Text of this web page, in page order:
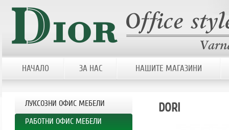
НАЧАЛО ЗА НАС НАШИТЕ МАГАЗИНИ
ЛУКСОЗНИ ОФИС МЕБЕЛИ
РАБОТНИ ОФИС МЕБЕЛИ
DORI